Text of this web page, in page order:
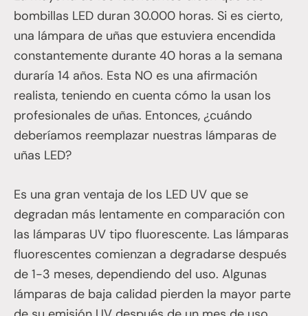
bombillas LED duran 30.000 horas. Si es cierto,
una lámpara de uñas que estuviera encendida
constantemente durante 40 horas a la semana
duraría 14 años. Esta NO es una afirmación
realista, teniendo en cuenta cómo la usan los
profesionales de uñas. Entonces, ¿cuándo
deberíamos reemplazar nuestras lámparas de
uñas LED?
Es una gran ventaja de los LED UV que se
degradan más lentamente en comparación con
las lámparas UV tipo fluorescente. Las lámparas
fluorescentes comienzan a degradarse después
de 1-3 meses, dependiendo del uso. Algunas
lámparas de baja calidad pierden la mayor parte